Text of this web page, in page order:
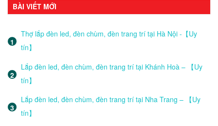
BÀI VIẾT MỚI
Thợ lắp đèn led, đèn chùm, đèn trang trí tại Hà Nội -【Uy
tín】
Lắp đèn led, đèn chùm, đèn trang trí tại Khánh Hoà – 【Uy
tín】
Lắp đèn led, đèn chùm, đèn trang trí tại Nha Trang – 【Uy
tín】